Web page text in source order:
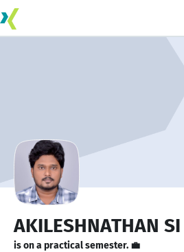
AKILESHNATHAN SI
is on a practical semester. 💼